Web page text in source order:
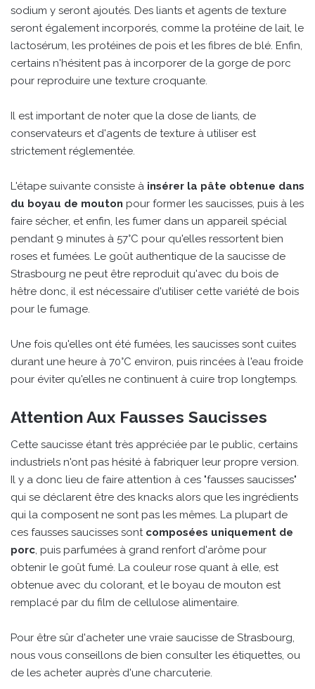
sodium y seront ajoutés. Des liants et agents de texture
seront également incorporés, comme la protéine de lait, le
lactosérum, les protéines de pois et les fibres de blé. Enfin,
certains n'hésitent pas à incorporer de la gorge de porc
pour reproduire une texture croquante.
Il est important de noter que la dose de liants, de
conservateurs et d'agents de texture à utiliser est
strictement réglementée.
L'étape suivante consiste à insérer la pâte obtenue dans
du boyau de mouton pour former les saucisses, puis à les
faire sécher, et enfin, les fumer dans un appareil spécial
pendant 9 minutes à 57°C pour qu'elles ressortent bien
roses et fumées. Le goût authentique de la saucisse de
Strasbourg ne peut être reproduit qu'avec du bois de
hêtre donc, il est nécessaire d'utiliser cette variété de bois
pour le fumage.
Une fois qu'elles ont été fumées, les saucisses sont cuites
durant une heure à 70°C environ, puis rincées à l'eau froide
pour éviter qu'elles ne continuent à cuire trop longtemps.
Attention Aux Fausses Saucisses
Cette saucisse étant très appréciée par le public, certains
industriels n'ont pas hésité à fabriquer leur propre version.
Il y a donc lieu de faire attention à ces "fausses saucisses"
qui se déclarent être des knacks alors que les ingrédients
qui la composent ne sont pas les mêmes. La plupart de
ces fausses saucisses sont composées uniquement de
porc, puis parfumées à grand renfort d'arôme pour
obtenir le goût fumé. La couleur rose quant à elle, est
obtenue avec du colorant, et le boyau de mouton est
remplacé par du film de cellulose alimentaire.
Pour être sûr d'acheter une vraie saucisse de Strasbourg,
nous vous conseillons de bien consulter les étiquettes, ou
de les acheter auprès d'une charcuterie.